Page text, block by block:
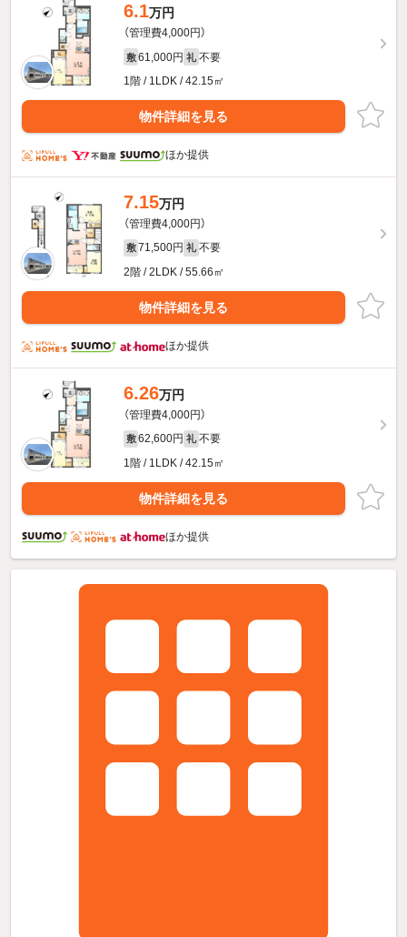
6.1万円
（管理費4,000円）
敷 61,000円 礼 不要
1階 / 1LDK / 42.15㎡
物件詳細を見る
ほか提供
7.15万円
（管理費4,000円）
敷 71,500円 礼 不要
2階 / 2LDK / 55.66㎡
物件詳細を見る
ほか提供
6.26万円
（管理費4,000円）
敷 62,600円 礼 不要
1階 / 1LDK / 42.15㎡
物件詳細を見る
ほか提供